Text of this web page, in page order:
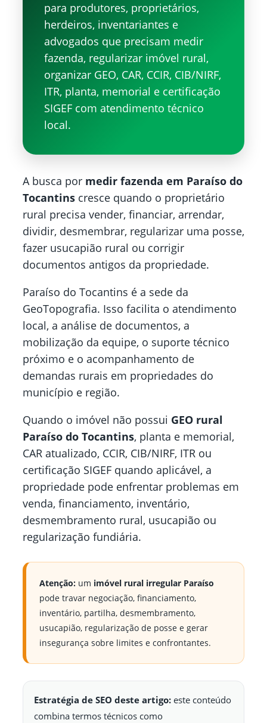
para produtores, proprietários,
herdeiros, inventariantes e
advogados que precisam medir
fazenda, regularizar imóvel rural,
organizar GEO, CAR, CCIR, CIB/NIRF,
ITR, planta, memorial e certificação
SIGEF com atendimento técnico
local.
A busca por medir fazenda em Paraíso do
Tocantins cresce quando o proprietário
rural precisa vender, financiar, arrendar,
dividir, desmembrar, regularizar uma posse,
fazer usucapião rural ou corrigir
documentos antigos da propriedade.
Paraíso do Tocantins é a sede da
GeoTopografia. Isso facilita o atendimento
local, a análise de documentos, a
mobilização da equipe, o suporte técnico
próximo e o acompanhamento de
demandas rurais em propriedades do
município e região.
Quando o imóvel não possui GEO rural
Paraíso do Tocantins, planta e memorial,
CAR atualizado, CCIR, CIB/NIRF, ITR ou
certificação SIGEF quando aplicável, a
propriedade pode enfrentar problemas em
venda, financiamento, inventário,
desmembramento rural, usucapião ou
regularização fundiária.
Atenção: um imóvel rural irregular Paraíso
pode travar negociação, financiamento,
inventário, partilha, desmembramento,
usucapião, regularização de posse e gerar
insegurança sobre limites e confrontantes.
Estratégia de SEO deste artigo: este conteúdo
combina termos técnicos como